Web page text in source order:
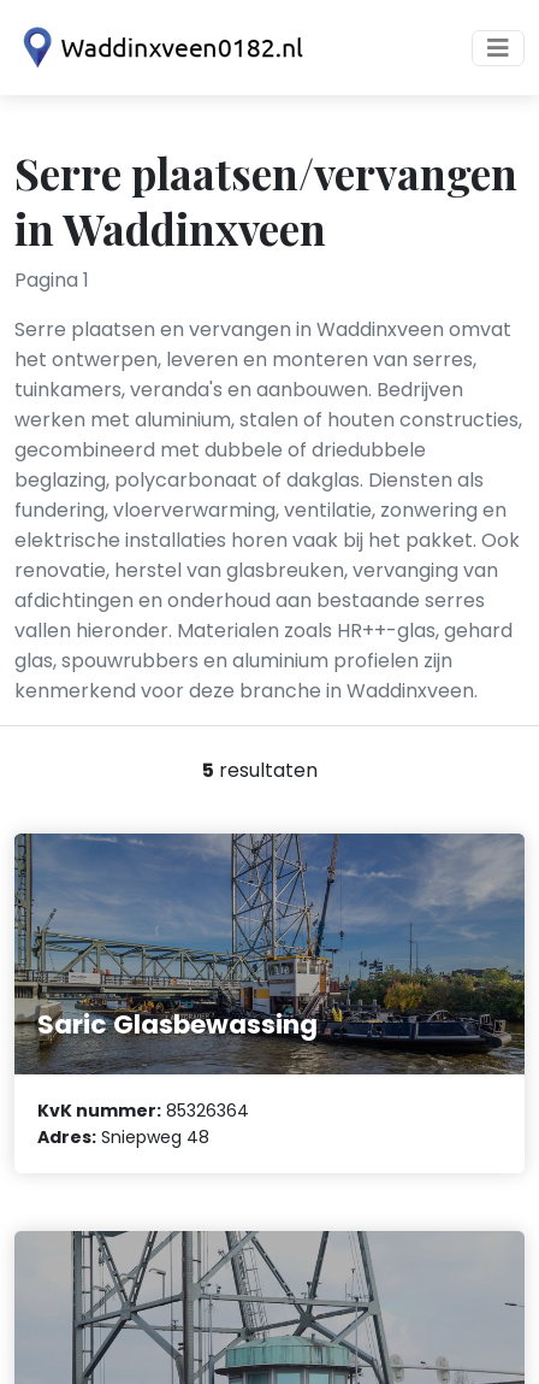
Serre plaatsen/vervangen
in Waddinxveen
Pagina 1
Serre plaatsen en vervangen in Waddinxveen omvat
het ontwerpen, leveren en monteren van serres,
tuinkamers, veranda's en aanbouwen. Bedrijven
werken met aluminium, stalen of houten constructies,
gecombineerd met dubbele of driedubbele
beglazing, polycarbonaat of dakglas. Diensten als
fundering, vloerverwarming, ventilatie, zonwering en
elektrische installaties horen vaak bij het pakket. Ook
renovatie, herstel van glasbreuken, vervanging van
afdichtingen en onderhoud aan bestaande serres
vallen hieronder. Materialen zoals HR++-glas, gehard
glas, spouwrubbers en aluminium profielen zijn
kenmerkend voor deze branche in Waddinxveen.
5 resultaten
Saric Glasbewassing
KvK nummer: 85326364
Adres: Sniepweg 48